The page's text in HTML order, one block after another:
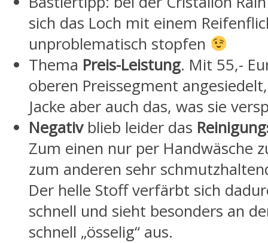
sich das Loch mit einem
unproblematisch stopfen
Thema Preis-Leistung. Mit 55,-
oberen Preissegment
Jacke aber auch das, was sie
Negativblieb leider das
Zum einen nur per Handwäsche
zum anderen sehr
Der helle Stoff verfärbt sich
schnell und sieht besonders an
schnell „össelig“ aus.